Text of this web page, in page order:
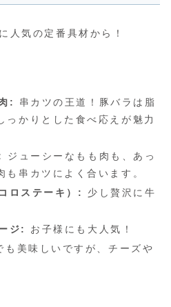
人気の定番具材から！
:
串カツの王道！豚バラは脂
っかりとした食べ応えが魅力
ジューシーなもも肉も、あっ
も串カツによく合います。
ロステーキ）:
少し贅沢に牛
ジ:
お子様にも大人気！
も美味しいですが、チーズや